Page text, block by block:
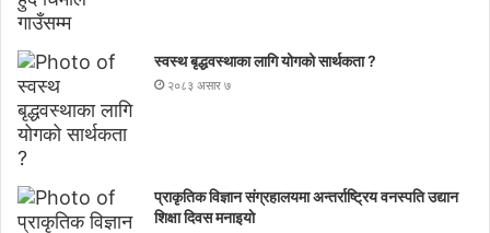
स्वस्थ बृद्धवस्थाका लागि योगको सार्थकता ?
२०८३ असार ७
प्राकृतिक विज्ञान संग्रहालयमा अन्तर्राष्ट्रिय वनस्पति उद्यान
शिक्षा दिवस मनाइयाे